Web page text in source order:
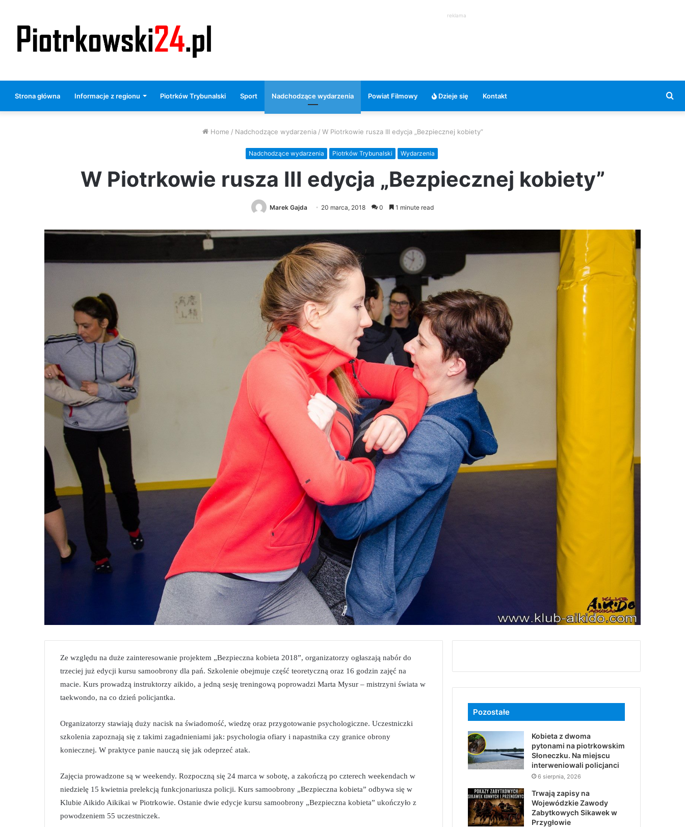
reklama
Strona główna Informacje z regionu Piotrków Trybunalski Sport Nadchodzące wydarzenia Powiat Filmowy Dzieje się Kontakt
Home / Nadchodzące wydarzenia / W Piotrkowie rusza III edycja „Bezpiecznej kobiety”
Nadchodzące wydarzenia Piotrków Trybunalski Wydarzenia
W Piotrkowie rusza III edycja „Bezpiecznej kobiety”
Marek Gajda 20 marca, 2018 0 1 minute read
Ze względu na duże zainteresowanie projektem „Bezpieczna kobieta 2018”, organizatorzy ogłaszają nabór do
trzeciej już edycji kursu samoobrony dla pań. Szkolenie obejmuje część teoretyczną oraz 16 godzin zajęć na
macie. Kurs prowadzą instruktorzy aikido, a jedną sesję treningową poprowadzi Marta Mysur – mistrzyni świata w
taekwondo, na co dzień policjantka.
Organizatorzy stawiają duży nacisk na świadomość, wiedzę oraz przygotowanie psychologiczne. Uczestniczki
szkolenia zapoznają się z takimi zagadnieniami jak: psychologia ofiary i napastnika czy granice obrony
koniecznej. W praktyce panie nauczą się jak odeprzeć atak.
Zajęcia prowadzone są w weekendy. Rozpoczną się 24 marca w sobotę, a zakończą po czterech weekendach w
niedzielę 15 kwietnia prelekcją funkcjonariusza policji. Kurs samoobrony „Bezpieczna kobieta” odbywa się w
Klubie Aikido Aikikai w Piotrkowie. Ostanie dwie edycje kursu samoobrony „Bezpieczna kobieta” ukończyło z
powodzeniem 55 uczestniczek.
Pozostałe
Kobieta z dwoma
pytonami na piotrkowskim
Słoneczku. Na miejscu
interweniowali policjanci
6 sierpnia, 2026
Trwają zapisy na
Wojewódzkie Zawody
Zabytkowych Sikawek w
Przygłowie